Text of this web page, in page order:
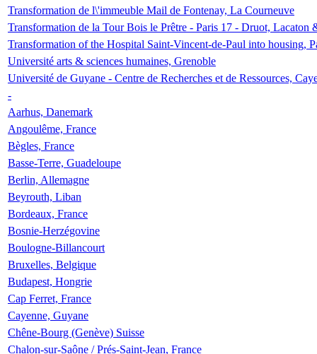
Transformation de l\'immeuble Mail de Fontenay, La Courneuve
Transformation de la Tour Bois le Prêtre - Paris 17 - Druot, Lacaton
Transformation of the Hospital Saint-Vincent-de-Paul into housing,
Université arts & sciences humaines, Grenoble
Université de Guyane - Centre de Recherches et de Ressources,
-
Aarhus, Danemark
Angoulême, France
Bègles, France
Basse-Terre, Guadeloupe
Berlin, Allemagne
Beyrouth, Liban
Bordeaux, France
Bosnie-Herzégovine
Boulogne-Billancourt
Bruxelles, Belgique
Budapest, Hongrie
Cap Ferret, France
Cayenne, Guyane
Chêne-Bourg (Genève) Suisse
Chalon-sur-Saône / Prés-Saint-Jean, France